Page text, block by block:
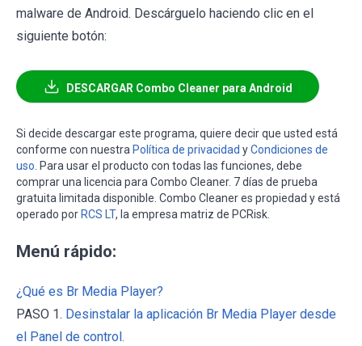
malware de Android. Descárguelo haciendo clic en el
siguiente botón:
DESCARGAR Combo Cleaner para Android
Si decide descargar este programa, quiere decir que usted está
conforme con nuestra Política de privacidad yCondiciones de
uso. Para usar el producto con todas las funciones, debe
comprar una licencia para Combo Cleaner. 7 días de prueba
gratuita limitada disponible. Combo Cleaner es propiedad y está
operado por RCS LT, la empresa matriz de PCRisk.
Menú rápido:
¿Qué es Br Media Player?
PASO 1. Desinstalar la aplicación Br Media Player desde
el Panel de control.